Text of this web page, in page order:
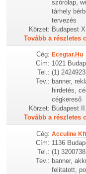
szórólap,
tárhely
tervezés
Körzet: Budapest
Tovább a részletes
Cég: Ecegtar.Hu
Cím: 1021
Tel.: (1)
Tev.: banner,
hirdetés,
cégkereső
Körzet: Budapest
Tovább a részletes
Cég: Acculine
Cím: 1136
Tel.: (1)
Tev.: banner,
felitatott,